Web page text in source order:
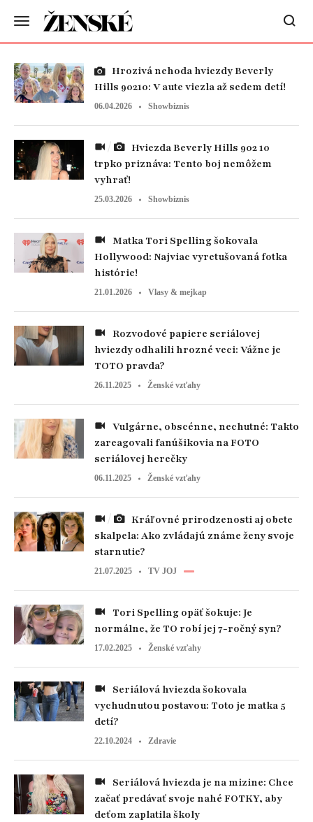
Hills 90210: V aute viezla až sedem detí!
06.04.2026 Showbiznis
trpko priznáva: Tento boj nemôžem
vyhrať!
25.03.2026 Showbiznis
Hollywood: Najviac vyretušovaná fotka
histórie!
21.01.2026 Vlasy & mejkap
hviezdy odhalili hrozné veci: Vážne je
TOTO pravda?
26.11.2025 Ženské vzťahy
zareagovali fanúšikovia na FOTO
seriálovej herečky
06.11.2025 Ženské vzťahy
skalpela: Ako zvládajú známe ženy svoje
starnutie?
21.07.2025 TV JOJ
normálne, že TO robí jej 7-ročný syn?
17.02.2025 Ženské vzťahy
vychudnutou postavou: Toto je matka 5
detí?
22.10.2024 Zdravie
začať predávať svoje nahé FOTKY, aby
deťom zaplatila školy